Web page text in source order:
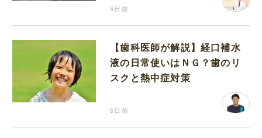
4日前
【歯科医師が解説】経口補水
液の日常使いはＮＧ？歯のリ
スクと熱中症対策
6日前